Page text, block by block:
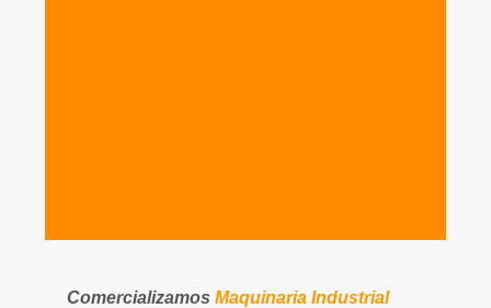
ComercializamosMaquinaria Industrial